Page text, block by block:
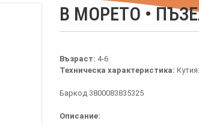
В МОРЕТО •
Възраст: 4-6
Техническа характеристика:
Баркод 3800083835325
Описание: